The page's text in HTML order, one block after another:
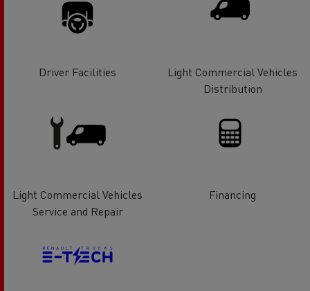
Driver Facilities
Light Commercial Vehicles
Distribution
Light Commercial Vehicles
Service and Repair
Financing